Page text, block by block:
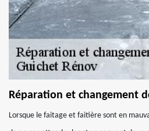
Réparation et changement
Lorsque le faitage et faitière sont en